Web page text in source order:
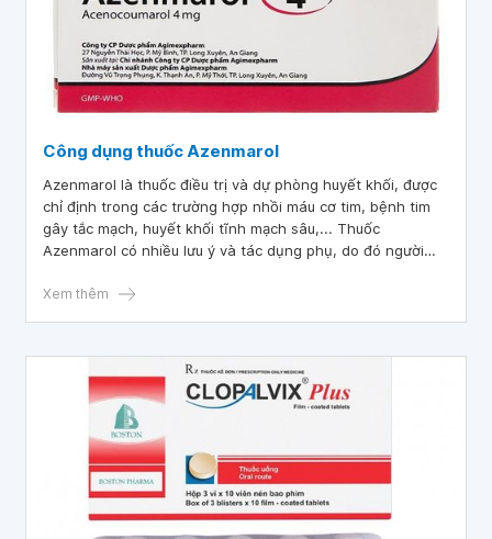
Công dụng thuốc Azenmarol
Azenmarol là thuốc điều trị và dự phòng huyết khối, được
chỉ định trong các trường hợp nhồi máu cơ tim, bệnh tim
gây tắc mạch, huyết khối tĩnh mạch sâu,... Thuốc
Azenmarol có nhiều lưu ý và tác dụng phụ, do đó người
thời gian sử dụng thuốc.
Xem thêm